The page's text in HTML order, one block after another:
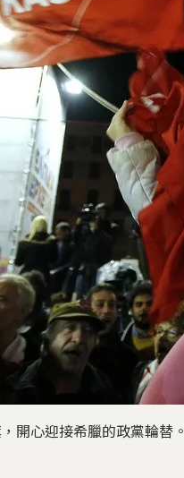
開心迎接希臘的政黨輪替。